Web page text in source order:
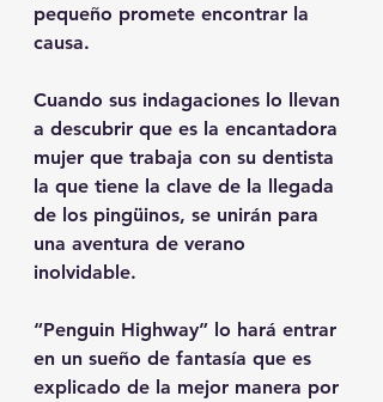
pequeño promete encontrar la
causa.
Cuando sus indagaciones lo llevan
a descubrir que es la encantadora
mujer que trabaja con su dentista
la que tiene la clave de la llegada
de los pingüinos, se unirán para
una aventura de verano
inolvidable.
“Penguin Highway” lo hará entrar
en un sueño de fantasía que es
explicado de la mejor manera por